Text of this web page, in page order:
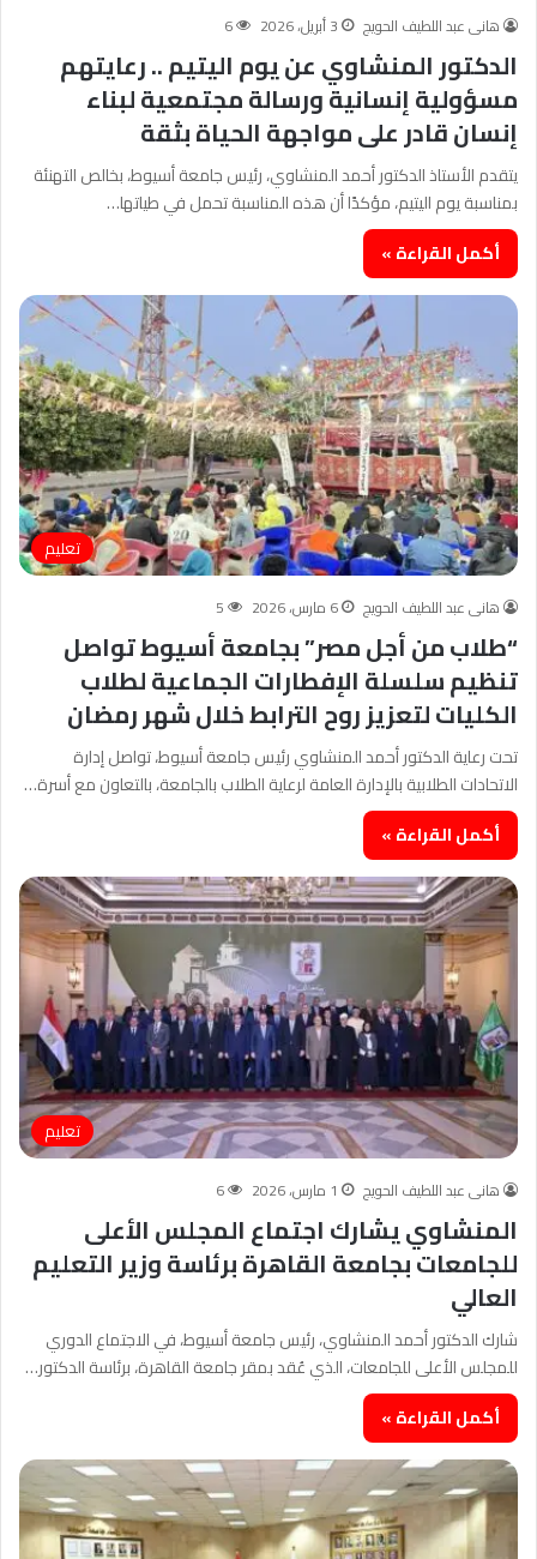
هانى عبد اللطيف الحويج 3 أبريل، 2026 6
الدكتور المنشاوي عن يوم اليتيم .. رعايتهم
مسؤولية إنسانية ورسالة مجتمعية لبناء
إنسان قادر على مواجهة الحياة بثقة
يتقدم الأستاذ الدكتور أحمد المنشاوي، رئيس جامعة أسيوط، بخالص التهنئة
بمناسبة يوم اليتيم، مؤكدًا أن هذه المناسبة تحمل في طياتها…
أكمل القراءة »
تعليم
هانى عبد اللطيف الحويج 6 مارس، 2026 5
“طلاب من أجل مصر” بجامعة أسيوط تواصل
تنظيم سلسلة الإفطارات الجماعية لطلاب
الكليات لتعزيز روح الترابط خلال شهر رمضان
تحت رعاية الدكتور أحمد المنشاوي رئيس جامعة أسيوط، تواصل إدارة
الاتحادات الطلابية بالإدارة العامة لرعاية الطلاب بالجامعة، بالتعاون مع أسرة…
أكمل القراءة »
تعليم
هانى عبد اللطيف الحويج 1 مارس، 2026 6
المنشاوي يشارك اجتماع المجلس الأعلى
للجامعات بجامعة القاهرة برئاسة وزير التعليم
العالي
شارك الدكتور أحمد المنشاوي، رئيس جامعة أسيوط، في الاجتماع الدوري
للمجلس الأعلى للجامعات، الذي عُقد بمقر جامعة القاهرة، برئاسة الدكتور…
أكمل القراءة »